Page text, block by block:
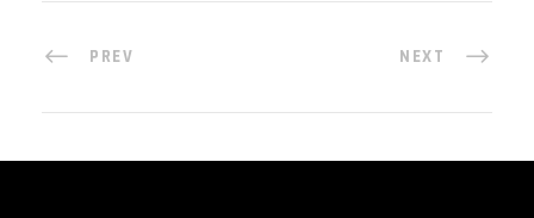
PREV NEXT